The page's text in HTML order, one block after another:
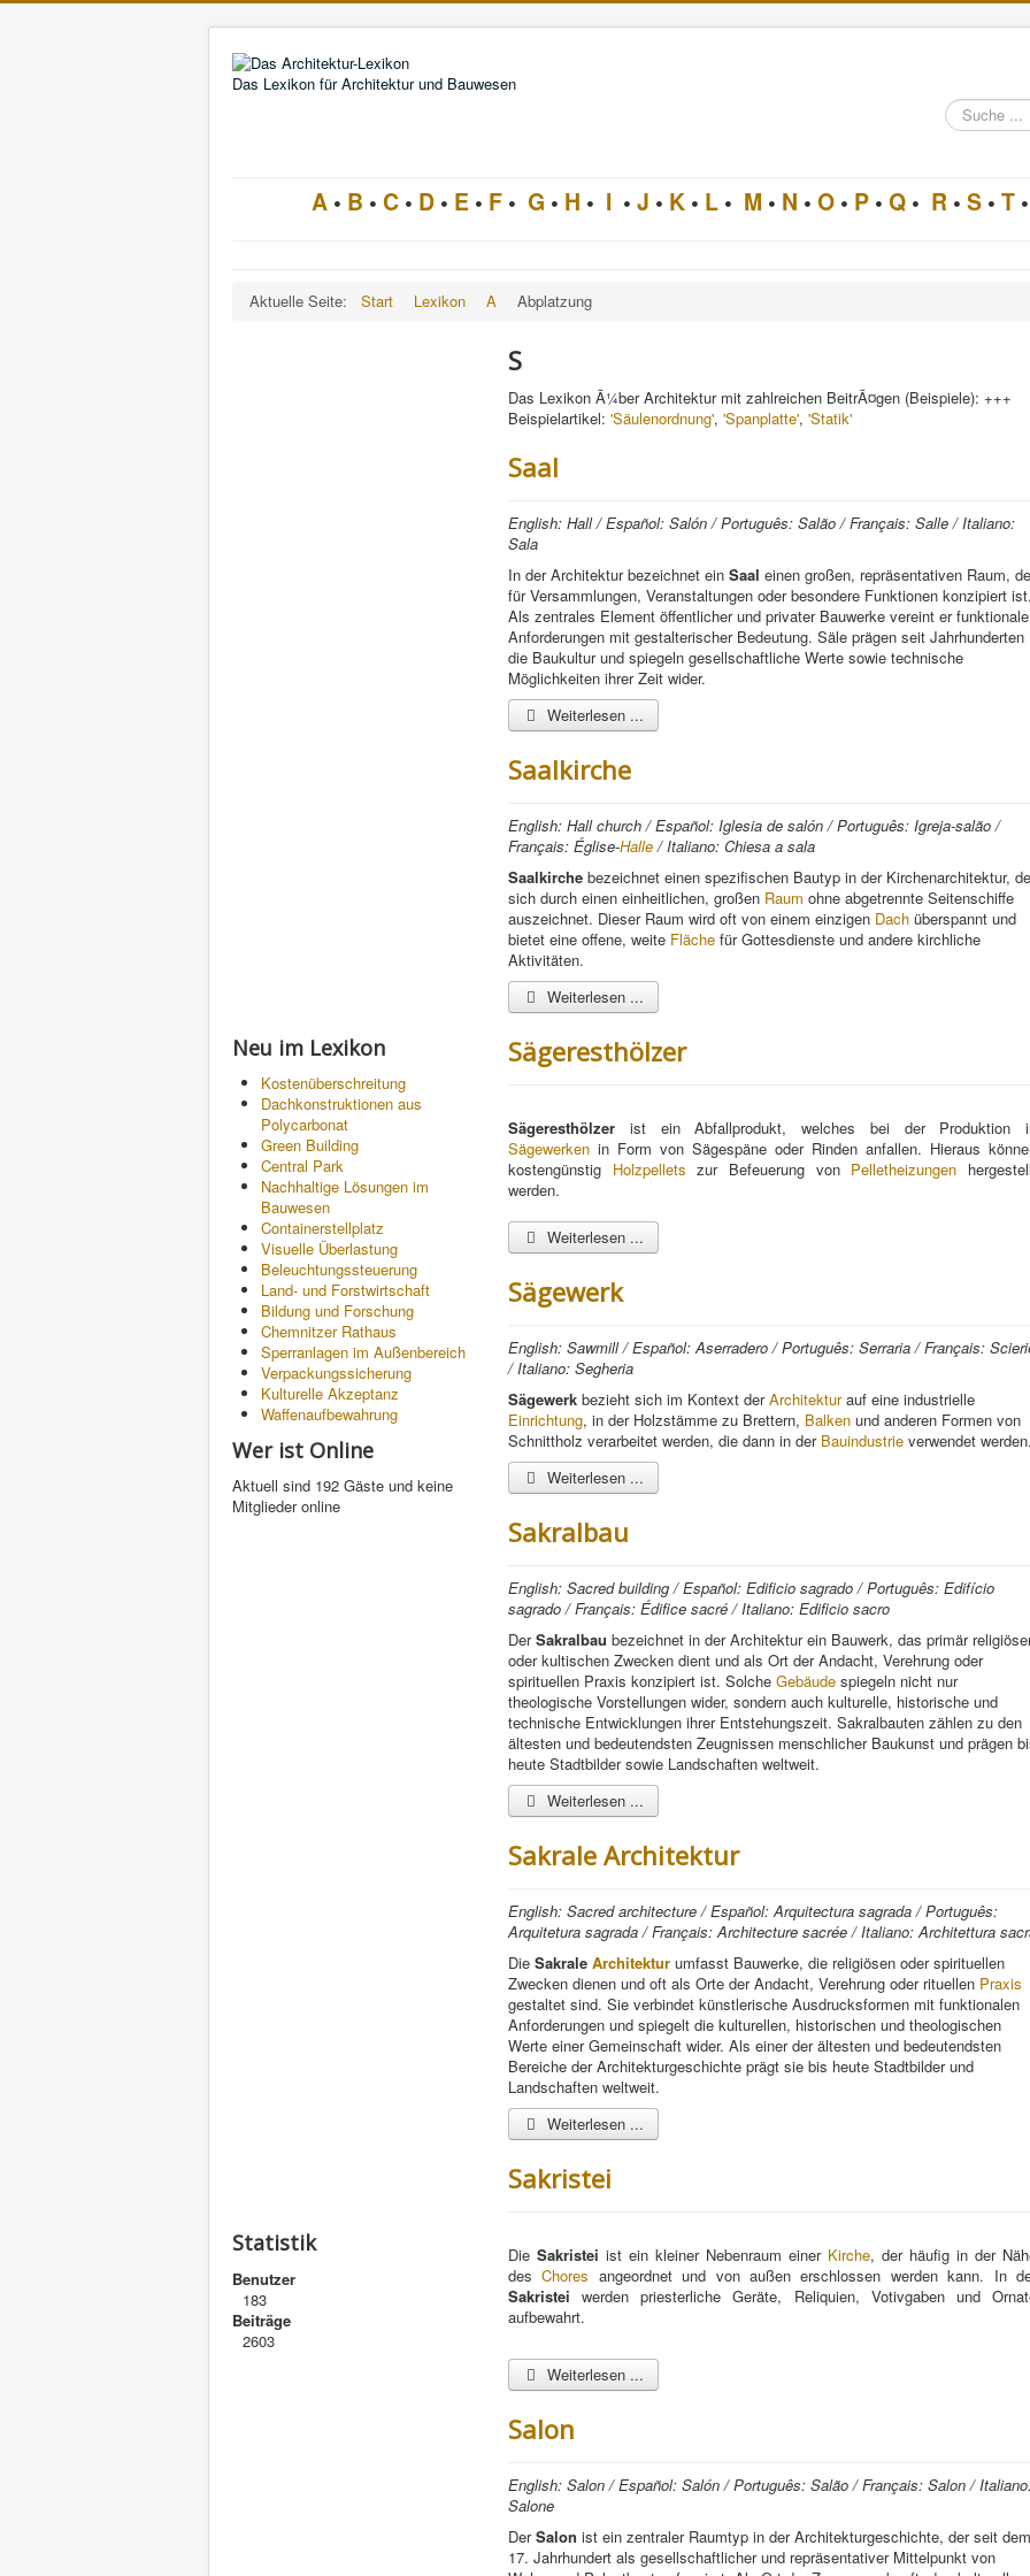
Das Lexikon für Architektur und Bauwesen
Suche
im
A • B • C • D • E • F • G • H • I • J • K • L • M • N • O • P • Q • R • S • T •
Aktuelle Seite: Start Lexikon A Abplatzung
Neu im Lexikon
Kostenüberschreitung
Dachkonstruktionen aus
Polycarbonat
Green Building
Central Park
Nachhaltige Lösungen im
Bauwesen
Containerstellplatz
Visuelle Überlastung
Beleuchtungssteuerung
Land- und Forstwirtschaft
Bildung und Forschung
Chemnitzer Rathaus
Sperranlagen im Außenbereich
Verpackungssicherung
Kulturelle Akzeptanz
Waffenaufbewahrung
Wer ist Online
Aktuell sind 192 Gäste und keine
Mitglieder online
Statistik
Benutzer
183
Beiträge
2603
S
Das Lexikon Ã¼ber Architektur mit zahlreichen BeitrÃ¤gen (Beispiele): +++
Beispielartikel: 'Säulenordnung', 'Spanplatte', 'Statik'
Saal
English: Hall / Español: Salón / Português: Salão / Français: Salle / Italiano:
Sala
In der Architektur bezeichnet ein Saal einen großen, repräsentativen Raum,
für Versammlungen, Veranstaltungen oder besondere Funktionen konzipiert ist.
Als zentrales Element öffentlicher und privater Bauwerke vereint er funktionale
Anforderungen mit gestalterischer Bedeutung. Säle prägen seit Jahrhunderten
die Baukultur und spiegeln gesellschaftliche Werte sowie technische
Möglichkeiten ihrer Zeit wider.
Weiterlesen ...
Saalkirche
English: Hall church / Español: Iglesia de salón / Português: Igreja-salão /
Français: Église-Halle/ Italiano: Chiesa a sala
Saalkirche bezeichnet einen spezifischen Bautyp in der Kirchenarchitektur,
sich durch einen einheitlichen, großen Raum ohne abgetrennte Seitenschiffe
auszeichnet. Dieser Raum wird oft von einem einzigen Dach überspannt und
bietet eine offene, weite Fläche für Gottesdienste und andere kirchliche
Aktivitäten.
Weiterlesen ...
Sägeresthölzer
Sägeresthölzer
ist ein Abfallprodukt, welches bei der Produktion
Sägewerken in Form von Sägespäne oder Rinden anfallen. Hieraus
kostengünstig Holzpellets zur Befeuerung von Pelletheizungen
werden.
Weiterlesen ...
Sägewerk
English: Sawmill / Español: Aserradero / Português: Serraria / Français:
/ Italiano: Segheria
Sägewerk bezieht sich im Kontext derArchitekturauf eine industrielle
Einrichtung, in der Holzstämme zu Brettern, Balken und anderen Formen von
Schnittholz verarbeitet werden, die dann in der Bauindustrie verwendet werden.
Weiterlesen ...
Sakralbau
English: Sacred building / Español: Edificio sagrado / Português: Edifício
sagrado / Français: Édifice sacré / Italiano: Edificio sacro
DerSakralbau bezeichnet in der Architektur ein Bauwerk, das primär
oder kultischen Zwecken dient und als Ort der Andacht, Verehrung oder
spirituellen Praxis konzipiert ist. Solche Gebäude spiegeln nicht nur
theologische Vorstellungen wider, sondern auch kulturelle, historische und
technische Entwicklungen ihrer Entstehungszeit. Sakralbauten zählen zu den
ältesten und bedeutendsten Zeugnissen menschlicher Baukunst und prägen
heute Stadtbilder sowie Landschaften weltweit.
Weiterlesen ...
Sakrale Architektur
English: Sacred architecture / Español: Arquitectura sagrada / Português:
Arquitetura sagrada / Français: Architecture sacrée / Italiano: Architettura
Die Sakrale Architektur umfasst Bauwerke, die religiösen oder spirituellen
Zwecken dienen und oft als Orte der Andacht, Verehrung oder rituellen Praxis
gestaltet sind. Sie verbindet künstlerische Ausdrucksformen mit funktionalen
Anforderungen und spiegelt die kulturellen, historischen und theologischen
Werte einer Gemeinschaft wider. Als einer der ältesten und bedeutendsten
Bereiche der Architekturgeschichte prägt sie bis heute Stadtbilder und
Landschaften weltweit.
Weiterlesen ...
Sakristei
Die Sakristei ist ein kleiner Nebenraum einer Kirche, der häufig in der
desChores angeordnet und von außen erschlossen werden kann. In
Sakristeiwerden priesterliche Geräte, Reliquien, Votivgaben und
aufbewahrt.
Weiterlesen ...
Salon
English: Salon / Español: Salón / Português: Salão / Français: Salon /
Salone
DerSalon ist ein zentraler Raumtyp in der Architekturgeschichte, der seit dem
17. Jahrhundert als gesellschaftlicher und repräsentativer Mittelpunkt von